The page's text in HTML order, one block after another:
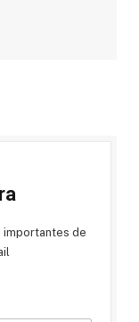
importantes de